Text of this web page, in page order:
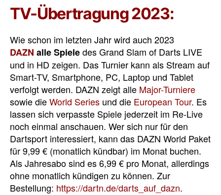
TV-Übertragung 2023:
Wie schon im letzten Jahr wird auch 2023
DAZN alle Spieledes Grand Slam of Darts LIVE
und in HD zeigen. Das Turnier kann als Stream auf
Smart-TV, Smartphone, PC, Laptop und Tablet
verfolgt werden. DAZN zeigt alle Major-Turniere
sowie dieWorld Series und die European Tour. Es
lassen sich verpasste Spiele jederzeit im Re-Live
noch einmal anschauen. Wer sich nur für den
Dartsport interessiert, kann das DAZN World Paket
für 9,99 € (monatlich kündbar) im Monat buchen.
Als Jahresabo sind es 6,99 € pro Monat, allerdings
ohne monatlich kündigen zu können. Zur
Bestellung: https://dartn.de/darts_auf_dazn.